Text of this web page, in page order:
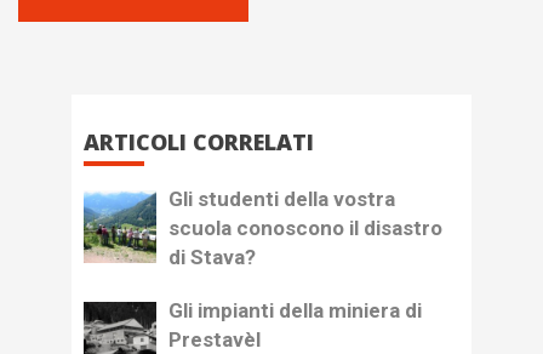
ARTICOLI CORRELATI
Gli studenti della vostra
scuola conoscono il disastro
di Stava?
Gli impianti della miniera di
Prestavèl